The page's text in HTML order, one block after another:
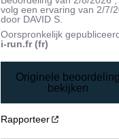
volg een ervaring van 2/7/
door DAVID S.
Oorspronkelijk
i-run.fr (fr)
Originele
bekijken
Rapporteer